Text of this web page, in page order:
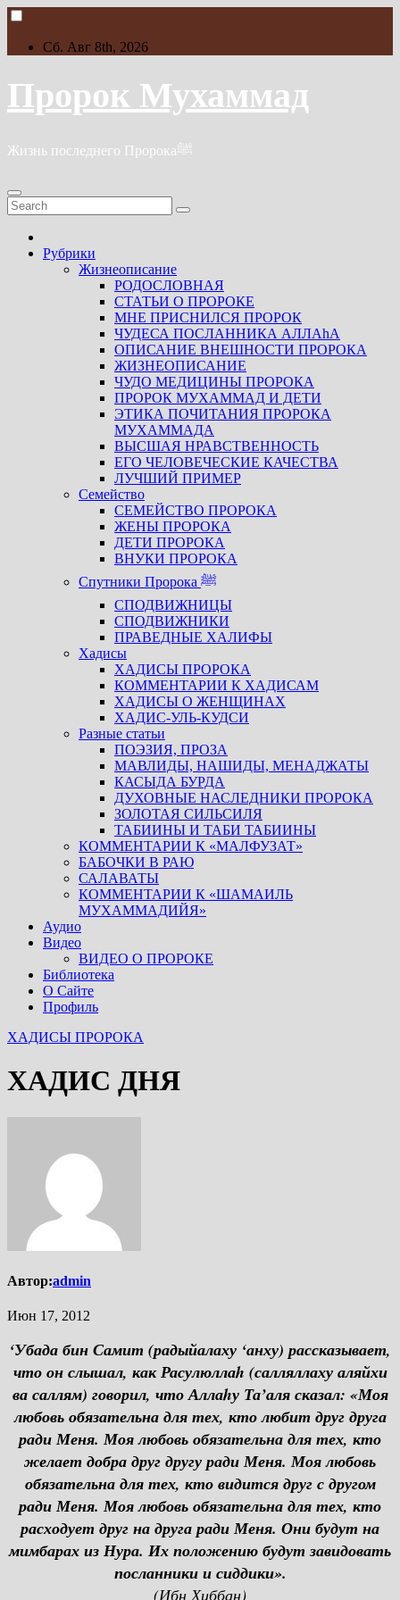
Skip
contentСб. Авг 8th, 2026
Пророк Мухаммад
Жизнь последнего Пророкаﷺ
Рубрики
Жизнеописание
РОДОСЛОВНАЯ
СТАТЬИ О ПРОРОКЕ
МНЕ ПРИСНИЛСЯ ПРОРОК
ЧУДЕСА ПОСЛАННИКА АЛЛАhА
ОПИСАНИЕ ВНЕШНОСТИ ПРОРОКА
ЖИЗНЕОПИСАНИЕ
ЧУДО МЕДИЦИНЫ ПРОРОКА
ПРОРОК МУХАММАД И ДЕТИ
ЭТИКА ПОЧИТАНИЯ ПРОРОКА
МУХАММАДА
ВЫСШАЯ НРАВСТВЕННОСТЬ
ЕГО ЧЕЛОВЕЧЕСКИЕ КАЧЕСТВА
ЛУЧШИЙ ПРИМЕР
Семейство
СЕМЕЙСТВО ПРОРОКА
ЖЕНЫ ПРОРОКА
ДЕТИ ПРОРОКА
ВНУКИ ПРОРОКА
Спутники Пророка ﷺ
СПОДВИЖНИЦЫ
СПОДВИЖНИКИ
ПРАВЕДНЫЕ ХАЛИФЫ
Хадисы
ХАДИСЫ ПРОРОКА
КОММЕНТАРИИ К ХАДИСАМ
ХАДИСЫ О ЖЕНЩИНАХ
ХАДИС-УЛЬ-КУДСИ
Разные статьи
ПОЭЗИЯ, ПРОЗА
МАВЛИДЫ, НАШИДЫ, МЕНАДЖАТЫ
КАСЫДА БУРДА
ДУХОВНЫЕ НАСЛЕДНИКИ ПРОРОКА
ЗОЛОТАЯ СИЛЬСИЛЯ
ТАБИИНЫ И ТАБИ ТАБИИНЫ
КОММЕНТАРИИ К «МАЛФУЗАТ»
БАБОЧКИ В РАЮ
САЛАВАТЫ
КОММЕНТАРИИ К «ШАМАИЛЬ
МУХАММАДИЙЯ»
Аудио
Видео
ВИДЕО О ПРОРОКЕ
Библиотека
О Сайте
Профиль
ХАДИСЫ ПРОРОКА
ХАДИС ДНЯ
Автор:admin
Июн 17, 2012
‘Убада бин Самит (радыйалаху ‘анху) рассказывает,
что он слышал, как Расулюллаh (салляллаху аляйхи
ва саллям) говорил, что Аллаhу Та’аля сказал: «Моя
любовь обязательна для тех, кто любит друг друга
ради Меня. Моя любовь обязательна для тех, кто
желает добра друг другу ради Меня. Моя любовь
обязательна для тех, кто видится друг с другом
ради Меня. Моя любовь обязательна для тех, кто
расходует друг на друга ради Меня. Они будут на
мимбарах из Нура. Их положению будут завидовать
посланники и сиддики».
(Ибн Хиббан)